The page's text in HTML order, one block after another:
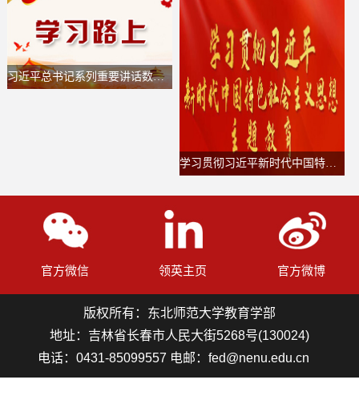
习近平总书记系列重要讲话数据库
学习贯彻习近平新时代中国特色社会主义思想主题教育
官方微信 领英主页 官方微博
版权所有：东北师范大学教育学部
地址：吉林省长春市人民大街5268号(130024)
电话：0431-85099557 电邮：fed@nenu.edu.cn